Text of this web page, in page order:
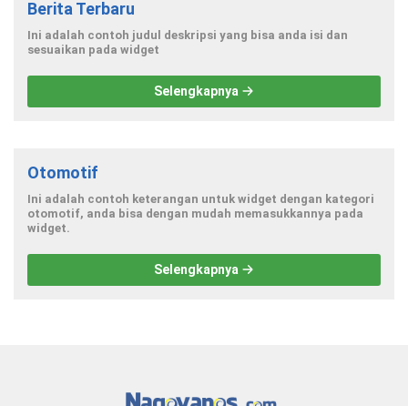
Berita Terbaru
Ini adalah contoh judul deskripsi yang bisa anda isi dan
sesuaikan pada widget
Selengkapnya
Otomotif
Ini adalah contoh keterangan untuk widget dengan kategori
otomotif, anda bisa dengan mudah memasukkannya pada
widget.
Selengkapnya